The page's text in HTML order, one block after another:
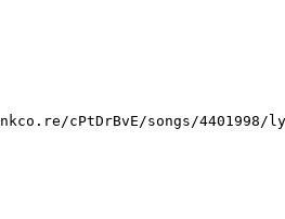
cPtDrBvE/songs/4401998/